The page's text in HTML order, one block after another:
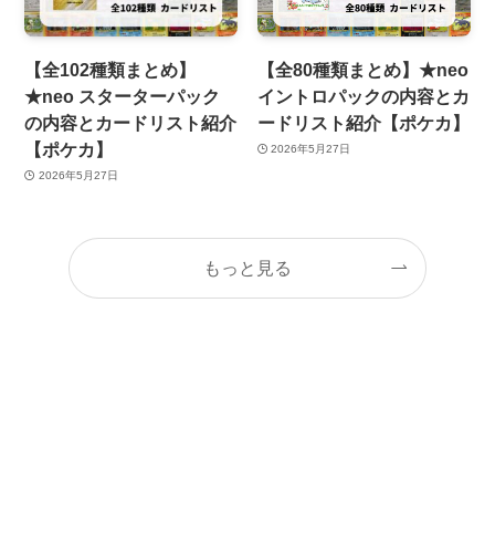
【全102種類まとめ】
★neo スターターパック
の内容とカードリスト紹介
【ポケカ】
2026年5月27日
【全80種類まとめ】★neo
イントロパックの内容とカ
ードリスト紹介【ポケカ】
2026年5月27日
もっと見る